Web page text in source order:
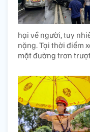
hại về người, tuy
nặng. Tại thời điểm
mặt đường trơn